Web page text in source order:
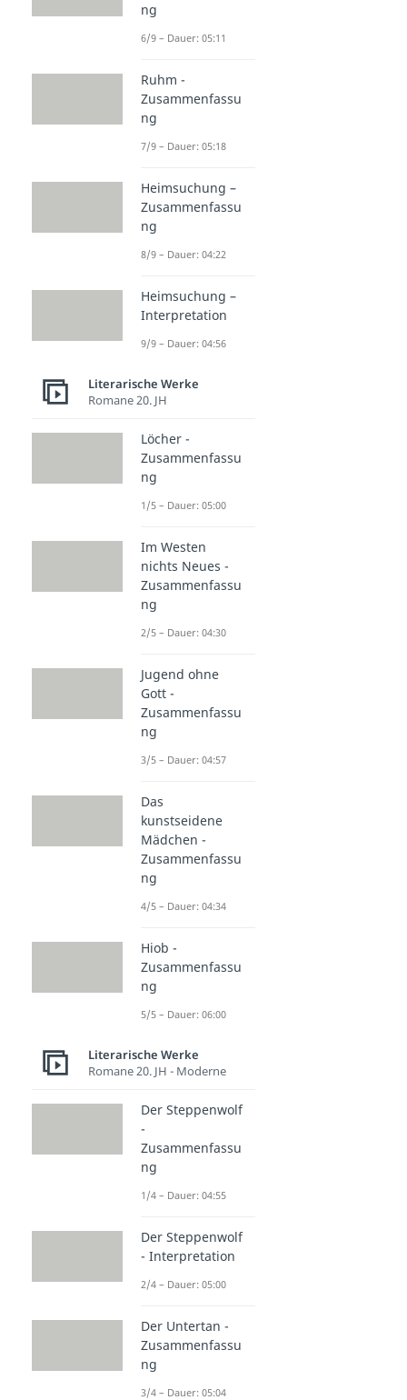
ng
6/9 – Dauer: 05:11
Ruhm -
Zusammenfassu
ng
7/9 – Dauer: 05:18
Heimsuchung –
Zusammenfassu
ng
8/9 – Dauer: 04:22
Heimsuchung –
Interpretation
9/9 – Dauer: 04:56
Literarische Werke
Romane 20. JH
Löcher -
Zusammenfassu
ng
1/5 – Dauer: 05:00
Im Westen
nichts Neues -
Zusammenfassu
ng
2/5 – Dauer: 04:30
Jugend ohne
Gott -
Zusammenfassu
ng
3/5 – Dauer: 04:57
Das
kunstseidene
Mädchen -
Zusammenfassu
ng
4/5 – Dauer: 04:34
Hiob -
Zusammenfassu
ng
5/5 – Dauer: 06:00
Literarische Werke
Romane 20. JH - Moderne
Der Steppenwolf
-
Zusammenfassu
ng
1/4 – Dauer: 04:55
Der Steppenwolf
- Interpretation
2/4 – Dauer: 05:00
Der Untertan -
Zusammenfassu
ng
3/4 – Dauer: 05:04